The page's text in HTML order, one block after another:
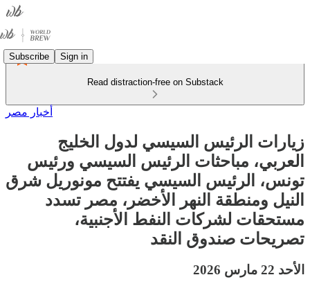
Subscribe Sign in
Read distraction-free on Substack
أخبار مصر
زيارات الرئيس السيسي لدول الخليج
العربي، مباحثات الرئيس السيسي ورئيس
تونس، الرئيس السيسي يفتتح مونوريل شرق
النيل ومنطقة النهر الأخضر، مصر تسدد
مستحقات لشركات النفط الأجنبية،
تصريحات صندوق النقد
الأحد 22 مارس 2026